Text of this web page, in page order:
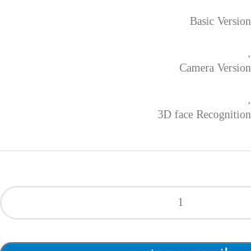
Basic Version
Camera Version
3D face Recognition